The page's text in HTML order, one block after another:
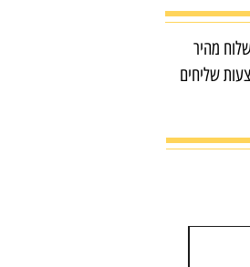
מהיר
שליחים